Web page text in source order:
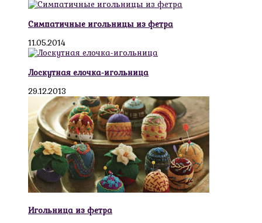
Симпатичные игольницы из фетра
11.05.2014
Лоскутная елочка-игольница
29.12.2013
Игольница из фетра